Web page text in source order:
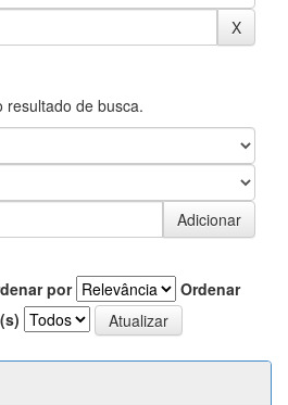
resultado de busca.
por
Ordenar